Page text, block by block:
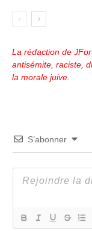
La rédaction de
antisémite, raciste,
la morale juive.
S’abonner